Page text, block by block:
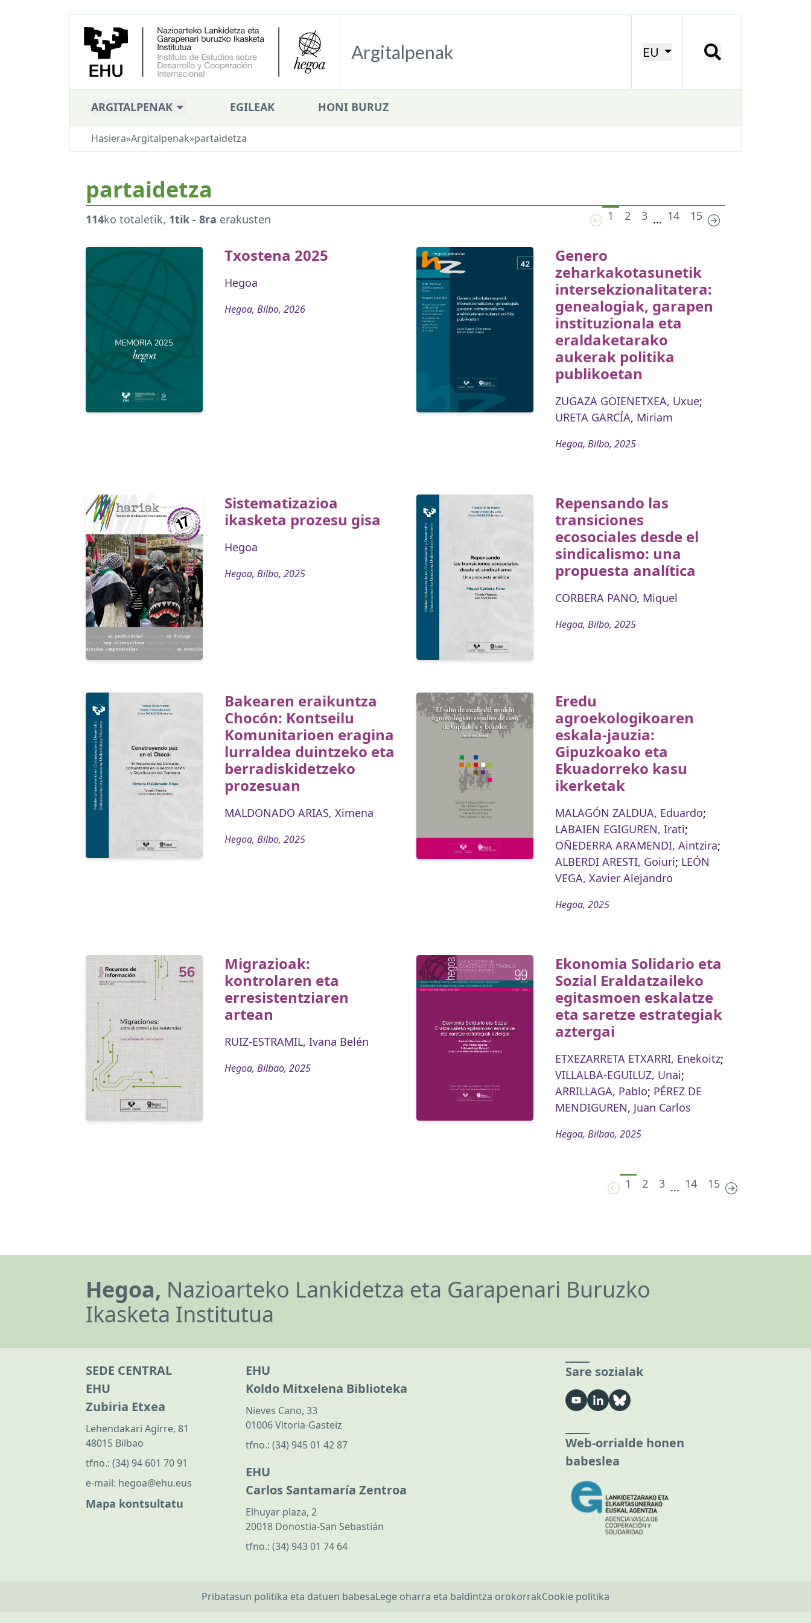
Argitalpenak EU
ARGITALPENAK EGILEAK HONI BURUZ
Hasiera»Argitalpenak»partaidetza
partaidetza
114ko totaletik, 1tik - 8ra erakusten 1 2 3 ... 14 15
Txostena 2025
Hegoa
Hegoa, Bilbo, 2026
Genero
zeharkakotasunetik
intersekzionalitatera:
genealogiak, garapen
instituzionala eta
eraldaketarako
aukerak politika
publikoetan
ZUGAZA GOIENETXEA, Uxue;
URETA GARCÍA, Miriam
Hegoa, Bilbo, 2025
Sistematizazioa
ikasketa prozesu gisa
Hegoa
Hegoa, Bilbo, 2025
Repensando las
transiciones
ecosociales desde el
sindicalismo: una
propuesta analítica
CORBERA PANO, Miquel
Hegoa, Bilbo, 2025
Bakearen eraikuntza
Chocón: Kontseilu
Komunitarioen eragina
lurraldea duintzeko eta
berradiskidetzeko
prozesuan
MALDONADO ARIAS, Ximena
Hegoa, Bilbo, 2025
Eredu
agroekologikoaren
eskala-jauzia:
Gipuzkoako eta
Ekuadorreko kasu
ikerketak
MALAGÓN ZALDUA, Eduardo;
LABAIEN EGIGUREN, Irati;
OÑEDERRA ARAMENDI, Aintzira;
ALBERDI ARESTI, Goiuri; LEÓN
VEGA, Xavier Alejandro
Hegoa, 2025
Migrazioak:
kontrolaren eta
erresistentziaren
artean
RUIZ-ESTRAMIL, Ivana Belén
Hegoa, Bilbao, 2025
Ekonomia Solidario eta
Sozial Eraldatzaileko
egitasmoen eskalatze
eta saretze estrategiak
aztergai
ETXEZARRETA ETXARRI, Enekoitz;
VILLALBA-EGUILUZ, Unai;
ARRILLAGA, Pablo; PÉREZ DE
MENDIGUREN, Juan Carlos
Hegoa, Bilbao, 2025
1 2 3 ... 14 15
Hegoa, Nazioarteko Lankidetza eta Garapenari Buruzko
Ikasketa Institutua
SEDE CENTRAL
EHU
Zubiria Etxea
Lehendakari Agirre, 81
48015 Bilbao
tfno.: (34) 94 601 70 91
e-mail: hegoa@ehu.eus
Mapa kontsultatu
EHU
Koldo Mitxelena Biblioteka
Nieves Cano, 33
01006 Vitoria-Gasteiz
tfno.: (34) 945 01 42 87
EHU
Carlos Santamaría Zentroa
Elhuyar plaza, 2
20018 Donostia-San Sebastián
tfno.: (34) 943 01 74 64
Sare sozialak
Web-orrialde honen
babeslea
Pribatasun politika eta datuen babesaLege oharra eta baldintza orokorrakCookie politika